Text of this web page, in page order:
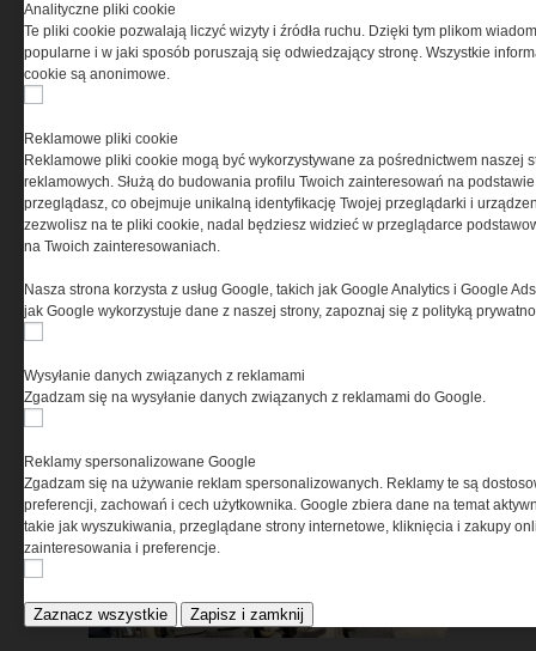
Synology Surveillance Station
w ochronie obiektów
strategicznych
Pasywna osłona antydronowa
w ochronie infrastruktury
ASTRIVA. Kiedy ochrona
laboratorium
Analityczne pliki cookie
Te pliki cookie pozwalają liczyć wizyty i źródła ruchu. Dzięki tym plikom
popularne i w jaki sposób poruszają się odwiedzający stronę. Wszystkie
cookie są anonimowe.
Reklamowe pliki cookie
Reklamowe pliki cookie mogą być wykorzystywane za pośrednictwem naszej
reklamowych. Służą do budowania profilu Twoich zainteresowań na
przeglądasz, co obejmuje unikalną identyfikację Twojej przeglądarki i
zezwolisz na te pliki cookie, nadal będziesz widzieć w przeglądarce
na Twoich zainteresowaniach.
Nasza strona korzysta z usług Google, takich jak Google Analytics i Google
jak Google wykorzystuje dane z naszej strony, zapoznaj się z polityką
Wysyłanie danych związanych z reklamami
Zgadzam się na wysyłanie danych związanych z reklamami do Google.
Reklamy spersonalizowane Google
Zgadzam się na używanie reklam spersonalizowanych. Reklamy te są
preferencji, zachowań i cech użytkownika. Google zbiera dane na temat
takie jak wyszukiwania, przeglądane strony internetowe, kliknięcia i zakupy
zainteresowania i preferencje.
Zaznacz wszystkie Zapisz i zamknij